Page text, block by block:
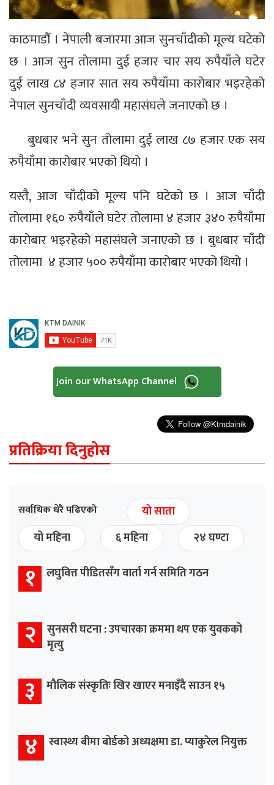
काठमाडौँ । नेपाली बजारमा आज सुनचाँदीको मूल्य घटेको
छ । आज सुन तोलामा दुई हजार चार सय रुपैयाँले घटेर
दुई लाख ८४ हजार सात सय रुपैयाँमा कारोबार भइरहेको
नेपाल सुनचाँदी व्यवसायी महासंघले जनाएको छ ।
बुधबार भने सुन तोलामा दुई लाख ८७ हजार एक सय
रुपैयाँमा कारोबार भएको थियो ।
यस्तै, आज चाँदीको मूल्य पनि घटेको छ । आज चाँदी
तोलामा १६० रुपैयाँले घटेर तोलामा ४ हजार ३४० रुपैयाँमा
कारोबार भइरहेको महासंघले जनाएको छ । बुधबार चाँदी
तोलामा ४ हजार ५०० रुपैयाँमा कारोबार भएको थियो ।
Join our WhatsApp Channel
प्रतिक्रिया दिनुहोस
सर्वाधिक धेरै पढिएको
यो साता
यो महिना
६ महिना २४ घण्टा
१ लघुवित्त पीडितसँग वार्ता गर्न समिति गठन
२ सुनसरी घटना : उपचारका क्रममा थप एक युवकको
मृत्यु
३ मौलिक संस्कृतिः खिर खाएर मनाइँदै साउन १५
४ स्वास्थ्य बीमा बोर्डको अध्यक्षमा डा. प्याकुरेल नियुक्त